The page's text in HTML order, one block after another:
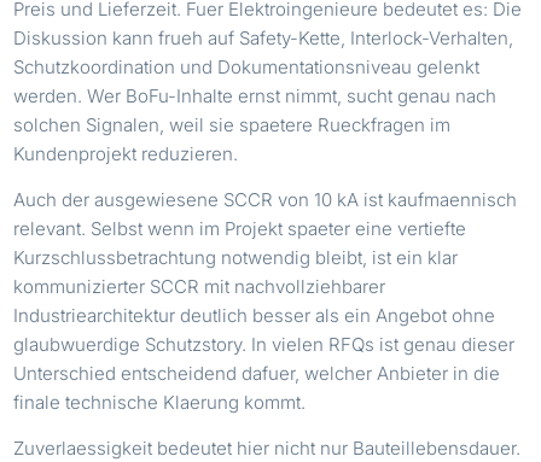
Preis und Lieferzeit. Fuer Elektroingenieure bedeutet es: Die
Diskussion kann frueh auf Safety-Kette, Interlock-Verhalten,
Schutzkoordination und Dokumentationsniveau gelenkt
werden. Wer BoFu-Inhalte ernst nimmt, sucht genau nach
solchen Signalen, weil sie spaetere Rueckfragen im
Kundenprojekt reduzieren.
Auch der ausgewiesene SCCR von 10 kA ist kaufmaennisch
relevant. Selbst wenn im Projekt spaeter eine vertiefte
Kurzschlussbetrachtung notwendig bleibt, ist ein klar
kommunizierter SCCR mit nachvollziehbarer
Industriearchitektur deutlich besser als ein Angebot ohne
glaubwuerdige Schutzstory. In vielen RFQs ist genau dieser
Unterschied entscheidend dafuer, welcher Anbieter in die
finale technische Klaerung kommt.
Zuverlaessigkeit bedeutet hier nicht nur Bauteillebensdauer.